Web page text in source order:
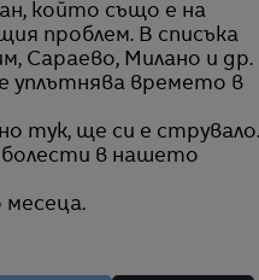
който също е на
проблем. В списъка
Сараево, Милано и др.
уплътнява времето в
тук, ще си е струвало.
болести в нашето
месеца.